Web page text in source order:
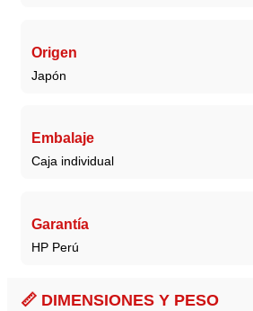
Origen
Japón
Embalaje
Caja individual
Garantía
HP Perú
📏 DIMENSIONES Y PESO